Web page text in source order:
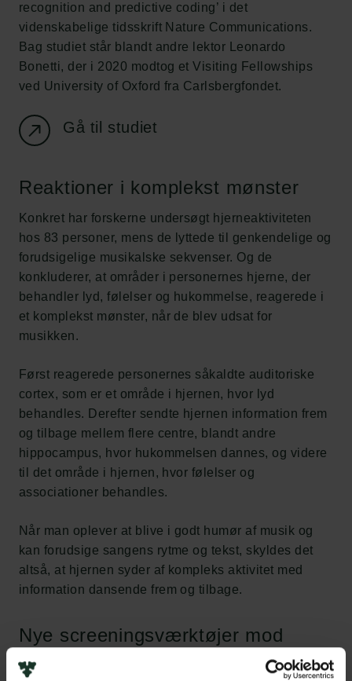
recognition and predictive coding’ i det
videnskabelige tidsskrift Nature Communications.
Bag studiet står blandt andre lektor Leonardo
Bonetti, der i 2020 modtog et Visiting Fellowships
ved University of Oxford fra Carlsbergfondet.
Gå til studiet
Reaktioner i komplekst mønster
Konkret har forskerne undersøgt hjerneaktiviteten
hos 83 personer, mens de lyttede til genkendelige og
forudsigelige musikalske sekvenser. Og de
konkluderer, at områder i personernes hjerne, der
behandler lyd, følelser og hukommelse, reagerede i
et komplekst mønster, når de blev udsat for
musikken.
Først reagerede personernes såkaldte auditoriske
cortex, som er et område i hjernen, hvor lyd
behandles. Derefter sendte hjernen information frem
og tilbage mellem flere centre, blandt andre
hippocampus, hvor hukommelsen dannes, og videre
til det område i hjernen, hvor følelser og
associationer behandles.
Når man oplever at blive i godt humør af musik og
kan forudsige sangens rytme og tekst, skyldes det
altså, at hjernen syder af kompleks aktivitet med
information dansende frem og tilbage.
Nye screeningsværktøjer mod
demens?